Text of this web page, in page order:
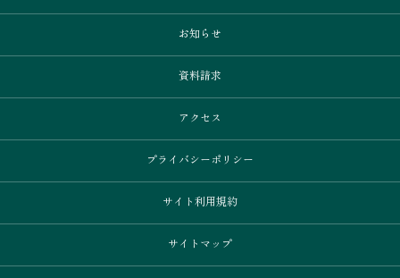
お知らせ
資料請求
アクセス
プライバシーポリシー
サイト利用規約
サイトマップ